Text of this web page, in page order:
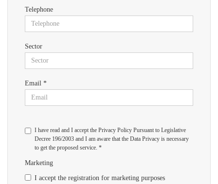
Telephone
Sector
Email *
I have read and I accept the Privacy Policy Pursuant to Legislative
Decree 196/2003 and I am aware that the Data Privacy is necessary
to get the proposed service. *
Marketing
I accept the registration for marketing purposes